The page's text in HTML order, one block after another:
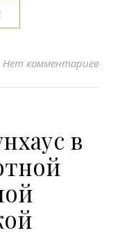
Нет комментариев
в